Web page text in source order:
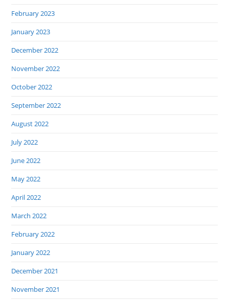
February 2023
January 2023
December 2022
November 2022
October 2022
September 2022
August 2022
July 2022
June 2022
May 2022
April 2022
March 2022
February 2022
January 2022
December 2021
November 2021